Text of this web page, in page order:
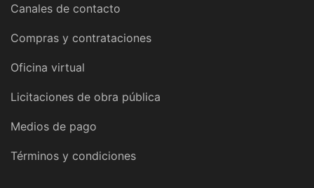
Canales de contacto
Compras y contrataciones
Oficina virtual
Licitaciones de obra pública
Medios de pago
Términos y condiciones